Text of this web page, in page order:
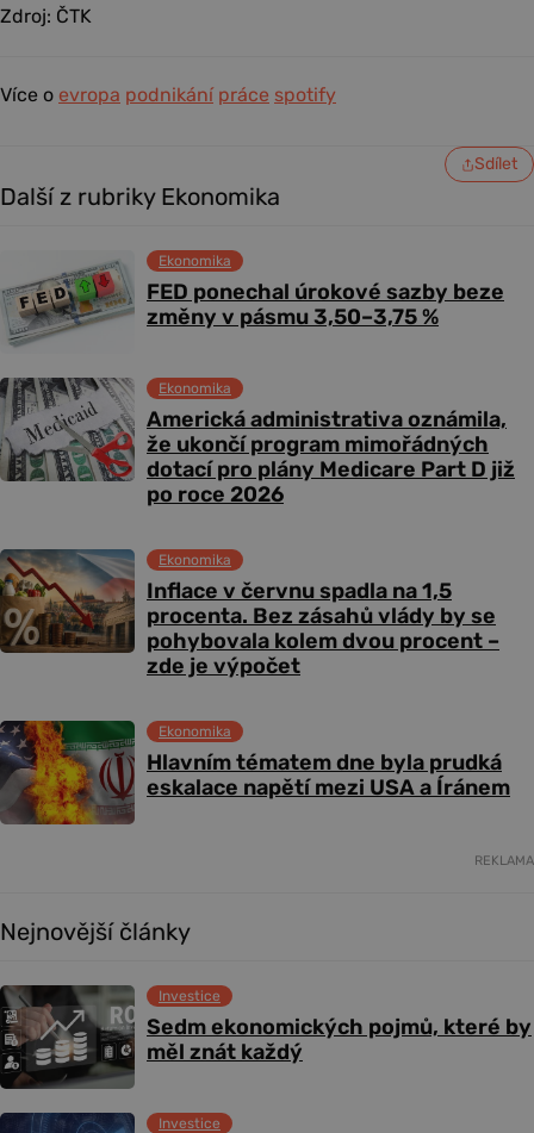
Zdroj: ČTK
Více o evropa podnikání práce spotify
Sdílet
Další z rubriky Ekonomika
FED ponechal úrokové sazby beze
změny v pásmu 3,50–3,75 %
Ekonomika
Americká administrativa oznámila,
že ukončí program mimořádných
dotací pro plány Medicare Part D již
po roce 2026
Ekonomika
Inflace v červnu spadla na 1,5
procenta. Bez zásahů vlády by se
pohybovala kolem dvou procent –
zde je výpočet
Ekonomika
Hlavním tématem dne byla prudká
eskalace napětí mezi USA a Íránem
Ekonomika
REKLAMA
Nejnovější články
Sedm ekonomických pojmů, které by
měl znát každý
Investice
Investice